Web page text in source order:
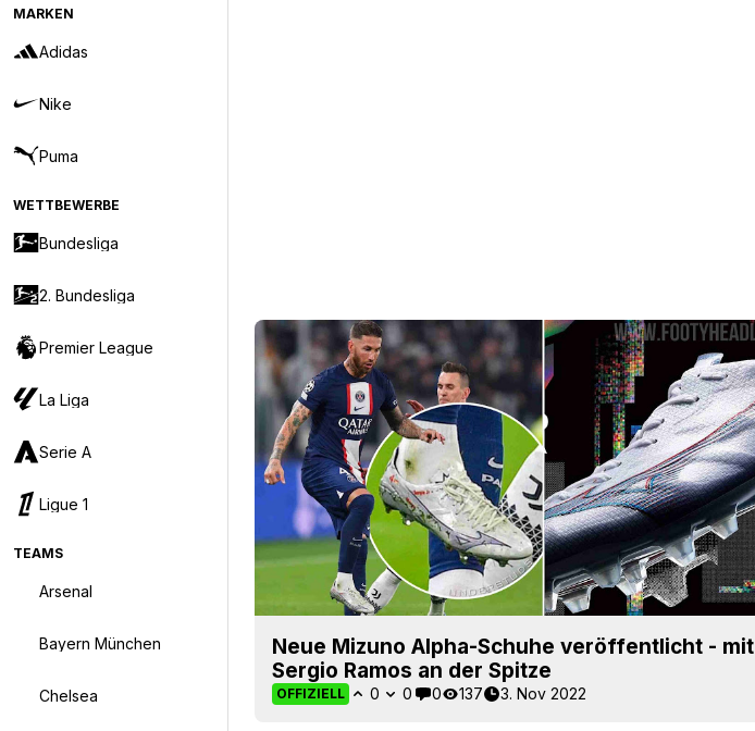
MARKEN
Adidas
Nike
Puma
WETTBEWERBE
Bundesliga
2. Bundesliga
Premier League
La Liga
Serie A
Ligue 1
TEAMS
Arsenal
Bayern München
Chelsea
Neue Mizuno Alpha-Schuhe veröffentlicht - mit
Sergio Ramos an der Spitze
OFFIZIELL 0 0 0 137 3. Nov 2022